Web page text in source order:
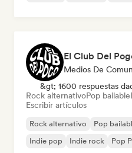
El Club Del
Medios De
&gt; 1600 respuestas
Rock alternativoPop bailable
Escribir artículos
Rock alternativo Pop
Indie pop
Indie rock Pop